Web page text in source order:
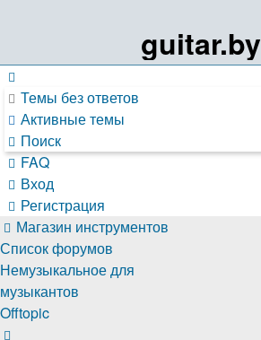
guitar.by
Темы без ответов
Активные темы
Поиск
FAQ
Вход
Регистрация
Магазин инструментов
Список форумов
Немузыкальное для
музыкантов
Offtopic